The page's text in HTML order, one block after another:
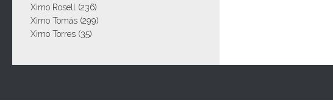
Ximo Rosell (236)
Ximo Tomás (299)
Ximo Torres (35)